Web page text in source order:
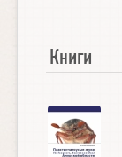
Книги